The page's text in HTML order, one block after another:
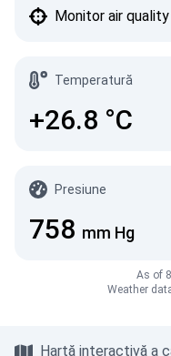
Monitor air quality
Temperatură
+26.8 °C
Presiune
758 mm Hg
As of
Weather
Hartă interactivă a